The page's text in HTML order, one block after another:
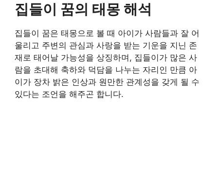
집들이 꿈의 태몽 해석
집들이 꿈은 태몽으로 볼 때 아이가 사람들과 잘 어
울리고 주변의 관심과 사랑을 받는 기운을 지닌 존
재로 태어날 가능성을 상징하며, 집들이가 많은 사
람을 초대해 축하와 덕담을 나누는 자리인 만큼 아
이가 장차 밝은 인상과 원만한 관계성을 갖게 될 수
있다는 조언을 해주곤 합니다.